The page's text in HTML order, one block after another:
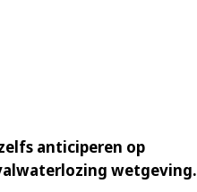
anticiperen op
wetgeving.